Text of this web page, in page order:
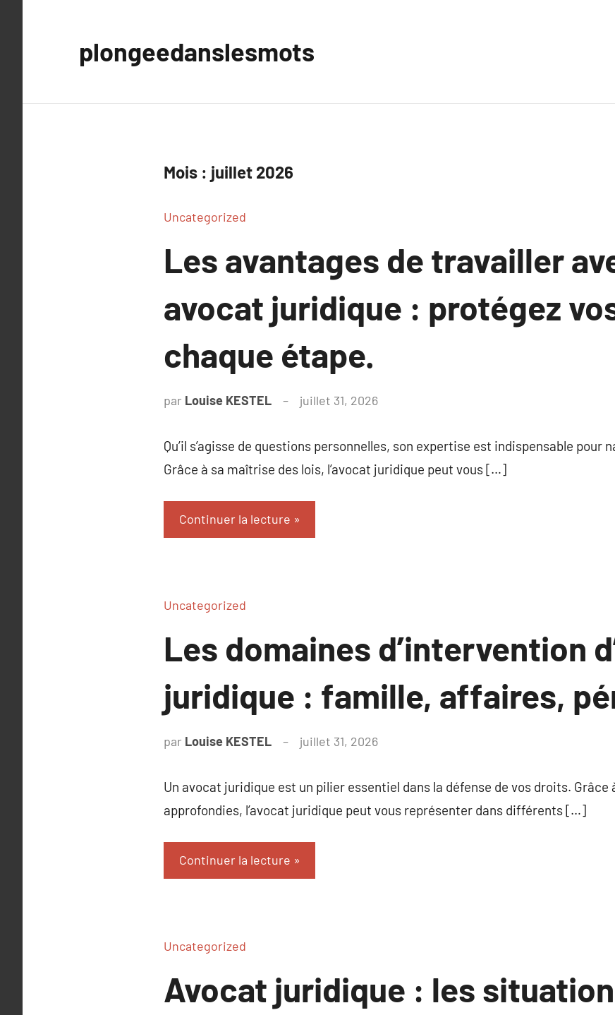
plongeedanslesmots
Mois : juillet 2026
Uncategorized
Les avantages de travailler
avocat juridique : protégez
chaque étape.
par Louise KESTEL juillet 31, 2026
Qu’il s’agisse de questions personnelles, son expertise est indispensable pour
Grâce à sa maîtrise des lois, l’avocat juridique peut vous […]
Continuer la lecture
Uncategorized
Les domaines d’intervention
juridique : famille, affaires,
par Louise KESTEL juillet 31, 2026
Un avocat juridique est un pilier essentiel dans la défense de vos droits. Grâce
approfondies, l’avocat juridique peut vous représenter dans différents […]
Continuer la lecture
Uncategorized
Avocat juridique : les